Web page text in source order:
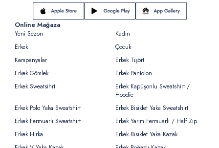
Online Mağaza
Yeni Sezon
Kadın
Erkek
Çocuk
Kampanyalar
Erkek Tişört
Erkek Gömlek
Erkek Pantolon
Erkek Sweatsihrt
Erkek Kapüşonlu Sweatshirt /
Hoodie
Erkek Polo Yaka Sweatshirt
Erkek Bisiklet Yaka Sweatshirt
Erkek Fermuarlı Sweatshirt
Erkek Yarım Fermuarlı / Half Zip
Erkek Hırka
Erkek Bisiklet Yaka Kazak